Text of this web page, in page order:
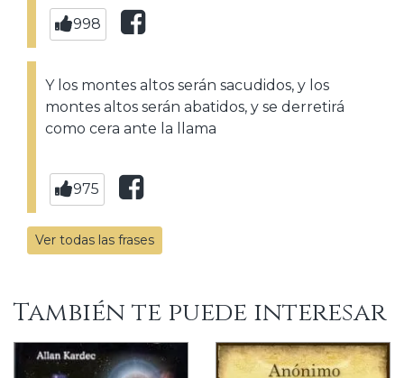
998
Y los montes altos serán sacudidos, y los
montes altos serán abatidos, y se derretirá
como cera ante la llama
975
Ver todas las frases
También te puede interesar